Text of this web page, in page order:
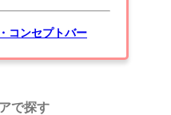
コンセプトバー
で探す